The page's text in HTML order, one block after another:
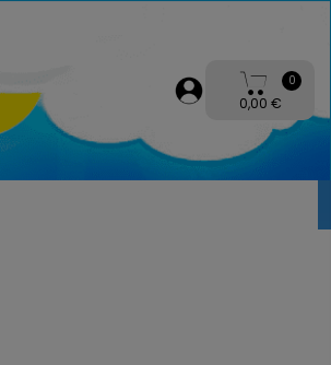
0
0,00 €